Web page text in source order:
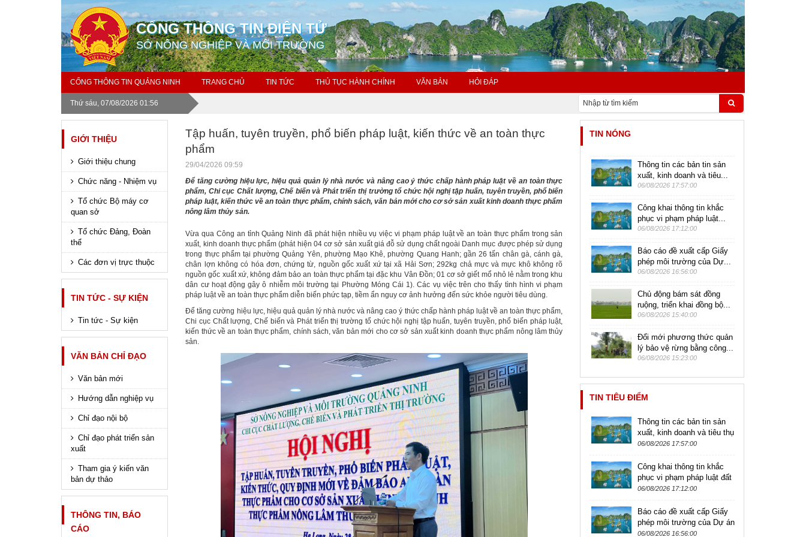
CỔNG THÔNG TIN ĐIỆN TỬ
SỞ NÔNG NGHIỆP VÀ MÔI TRƯỜNG
CỔNG THÔNG TIN QUẢNG NINH TRANG CHỦ TIN TỨC THỦ TỤC HÀNH CHÍNH VĂN BẢN HỎI ĐÁP
Thứ sáu, 07/08/2026 01:56
GIỚI THIỆU
Giới thiệu chung
Chức năng - Nhiệm vụ
Tổ chức Bộ máy cơ
quan sở
Tổ chức Đảng, Đoàn
thể
Các đơn vị trực thuộc
TIN TỨC - SỰ KIỆN
Tin tức - Sự kiện
VĂN BẢN CHỈ ĐẠO
Văn bản mới
Hướng dẫn nghiệp vụ
Chỉ đạo nội bộ
Chỉ đạo phát triển sản
xuất
Tham gia ý kiến văn
bản dự thảo
THÔNG TIN, BÁO
CÁO
Tập huấn, tuyên truyền, phổ biến pháp luật, kiến thức về an toàn thực
phẩm
29/04/2026 09:59
Để tăng cường hiệu lực, hiệu quả quản lý nhà nước và nâng cao ý thức chấp hành pháp luật về an toàn thực
phẩm, Chi cục Chất lượng, Chế biến và Phát triển thị trường tổ chức hội nghị tập huấn, tuyên truyền, phổ biến
pháp luật, kiến thức về an toàn thực phẩm, chính sách, văn bản mới cho cơ sở sản xuất kinh doanh thực phẩm
nông lâm thủy sản.
Vừa qua Công an tỉnh Quảng Ninh đã phát hiện nhiều vụ việc vi phạm pháp luật về an toàn thực phẩm trong sản
xuất, kinh doanh thực phẩm (phát hiện 04 cơ sở sản xuất giá đỗ sử dụng chất ngoài Danh mục được phép sử dụng
trong thực phẩm tại phường Quảng Yên, phường Mạo Khê, phường Quang Hanh; gần 26 tấn chân gà, cánh gà,
chân lợn không có hóa đơn, chứng từ, nguồn gốc xuất xứ tại xã Hải Sơn; 292kg chả mực và mực khô không rõ
nguồn gốc xuất xứ, không đảm bảo an toàn thực phẩm tại đặc khu Vân Đồn; 01 cơ sở giết mổ nhỏ lẻ nằm trong khu
dân cư hoạt động gây ô nhiễm môi trường tại Phường Móng Cái 1). Các vụ việc trên cho thấy tình hình vi phạm
pháp luật về an toàn thực phẩm diễn biến phức tạp, tiềm ẩn nguy cơ ảnh hưởng đến sức khỏe người tiêu dùng.
Để tăng cường hiệu lực, hiệu quả quản lý nhà nước và nâng cao ý thức chấp hành pháp luật về an toàn thực phẩm,
Chi cục Chất lượng, Chế biến và Phát triển thị trường tổ chức hội nghị tập huấn, tuyên truyền, phổ biến pháp luật,
kiến thức về an toàn thực phẩm, chính sách, văn bản mới cho cơ sở sản xuất kinh doanh thực phẩm nông lâm thủy
sản.
TIN NÓNG
Thông tin các bản tin sản
xuất, kinh doanh và tiêu...
06/08/2026 17:57:00
Công khai thông tin khắc
phục vi phạm pháp luật...
06/08/2026 17:12:00
Báo cáo đề xuất cấp Giấy
phép môi trường của Dự...
06/08/2026 16:56:00
Chủ động bám sát đồng
ruộng, triển khai đồng bộ...
06/08/2026 15:40:00
Đổi mới phương thức quản
lý bảo vệ rừng bằng công...
06/08/2026 15:23:00
TIN TIÊU ĐIỂM
Thông tin các bản tin sản
xuất, kinh doanh và tiêu thụ
sản phẩm nông lâm thủy
06/08/2026 17:57:00
Công khai thông tin khắc
phục vi phạm pháp luật đất
đai
06/08/2026 17:12:00
Báo cáo đề xuất cấp Giấy
phép môi trường của Dự án
Nhà máy chế biến thực
06/08/2026 16:56:00